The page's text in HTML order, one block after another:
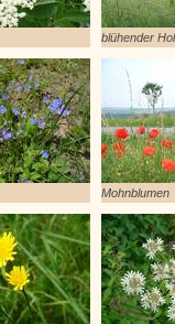
blühender
Mohnblumen